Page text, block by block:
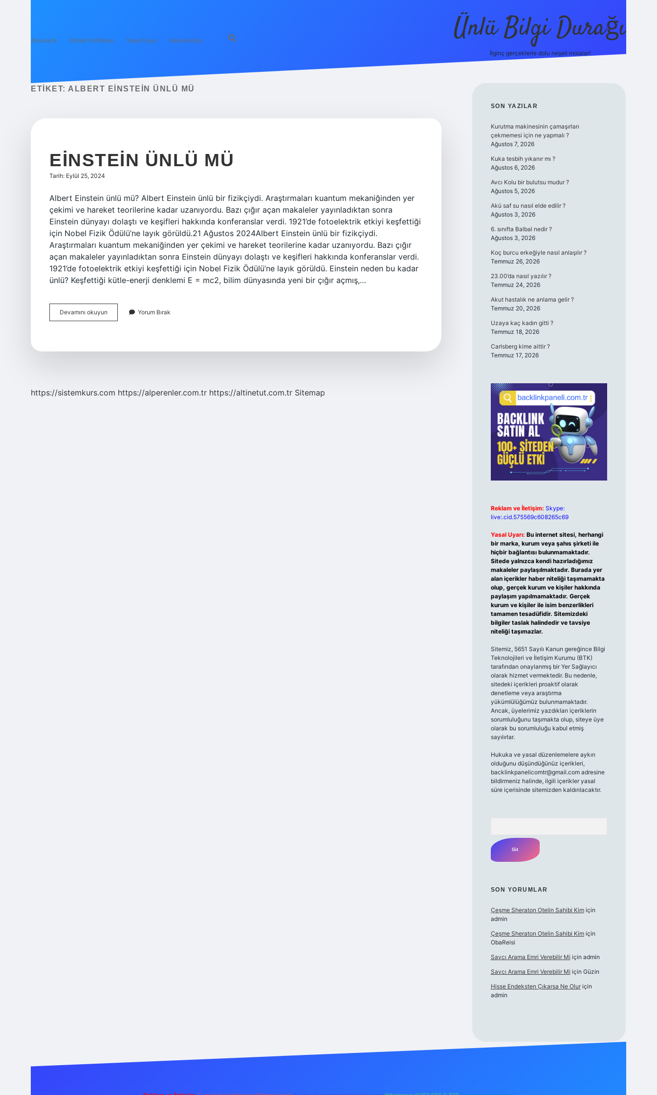
Anasayfa Gizlilik Politikası Yasal Uyarı Hakkımızda Ünlü Bilgi Durağı
İlginç gerçeklerle dolu neşeli molalar!
ETIKET: ALBERT EINSTEIN ÜNLÜ MÜ
EINSTEIN ÜNLÜ MÜ
Tarih: Eylül 25, 2024
Albert Einstein ünlü mü? Albert Einstein ünlü bir fizikçiydi. Araştırmaları kuantum mekaniğinden yer
çekimi ve hareket teorilerine kadar uzanıyordu. Bazı çığır açan makaleler yayınladıktan sonra
Einstein dünyayı dolaştı ve keşifleri hakkında konferanslar verdi. 1921’de fotoelektrik etkiyi keşfettiği
için Nobel Fizik Ödülü’ne layık görüldü.21 Ağustos 2024Albert Einstein ünlü bir fizikçiydi.
Araştırmaları kuantum mekaniğinden yer çekimi ve hareket teorilerine kadar uzanıyordu. Bazı çığır
açan makaleler yayınladıktan sonra Einstein dünyayı dolaştı ve keşifleri hakkında konferanslar verdi.
1921’de fotoelektrik etkiyi keşfettiği için Nobel Fizik Ödülü’ne layık görüldü. Einstein neden bu kadar
ünlü? Keşfettiği kütle-enerji denklemi E = mc2, bilim dünyasında yeni bir çığır açmış,…
Devamını okuyun
Ünlü
Yorum Bırak
https://sistemkurs.com https://alperenler.com.tr https://altinetut.com.tr Sitemap
SIDEBAR
SON YAZILAR
Kurutma makinesinin çamaşırları
çekmemesi için ne yapmalı ?
Ağustos 7, 2026
Kuka tesbih yıkanır mı ?
Ağustos 6, 2026
Avcı Kolu bir bulutsu mudur ?
Ağustos 5, 2026
Akü saf su nasıl elde edilir ?
Ağustos 3, 2026
6. sınıfta Balbal nedir ?
Ağustos 3, 2026
Koç burcu erkeğiyle nasıl anlaşılır ?
Temmuz 26, 2026
23.00’da nasıl yazılır ?
Temmuz 24, 2026
Akut hastalık ne anlama gelir ?
Temmuz 20, 2026
Uzaya kaç kadın gitti ?
Temmuz 18, 2026
Carlsberg kime aittir ?
Temmuz 17, 2026
Reklam ve İletişim: Skype:
live:.cid.575569c608265c69
Yasal Uyarı: Bu internet sitesi, herhangi
bir marka, kurum veya şahıs şirketi ile
hiçbir bağlantısı bulunmamaktadır.
Sitede yalnızca kendi hazırladığımız
makaleler paylaşılmaktadır. Burada yer
alan içerikler haber niteliği taşımamakta
olup, gerçek kurum ve kişiler hakkında
paylaşım yapılmamaktadır. Gerçek
kurum ve kişiler ile isim benzerlikleri
tamamen tesadüfidir. Sitemizdeki
bilgiler taslak halindedir ve tavsiye
niteliği taşımazlar.
Sitemiz, 5651 Sayılı Kanun gereğince Bilgi
Teknolojileri ve İletişim Kurumu (BTK)
tarafından onaylanmış bir Yer Sağlayıcı
olarak hizmet vermektedir. Bu nedenle,
sitedeki içerikleri proaktif olarak
denetleme veya araştırma
yükümlülüğümüz bulunmamaktadır.
Ancak, üyelerimiz yazdıkları içeriklerin
sorumluluğunu taşımakta olup, siteye üye
olarak bu sorumluluğu kabul etmiş
sayılırlar.
Hukuka ve yasal düzenlemelere aykırı
olduğunu düşündüğünüz içerikleri,
backlinkpanelicomtr@gmail.comadresine
bildirmeniz halinde, ilgili içerikler yasal
süre içerisinde sitemizden kaldırılacaktır.
SON YORUMLAR
Çeşme Sheraton Otelin Sahibi Kimiçin
admin
Çeşme Sheraton Otelin Sahibi Kimiçin
ObaReisi
Savcı Arama Emri Verebilir Mi için admin
Savcı Arama Emri Verebilir Mi için Güzin
Hisse Endeksten Çıkarsa Ne Oluriçin
admin